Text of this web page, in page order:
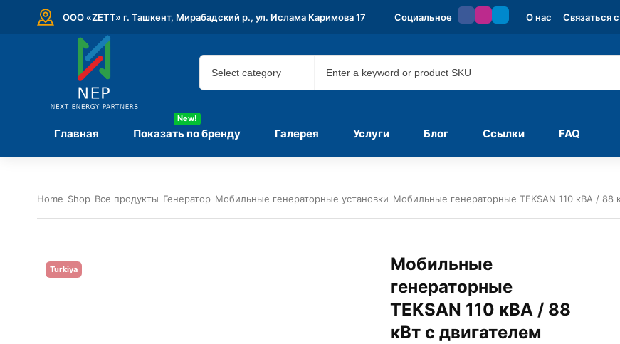
ООО «ZETT» г. Ташкент, Мирабадский р., ул. Ислама Каримова 17 Социальное О нас Связаться
Главная Показать по бренду
New!
Галерея Услуги Блог Ссылки FAQ
Home Shop Все продукты Генератор Мобильные генераторные установки Мобильные генераторные TEKSAN 110 кВА / 88
Turkiya
Мобильные
генераторные
TEKSAN 110 кВА / 88
кВт с двигателем